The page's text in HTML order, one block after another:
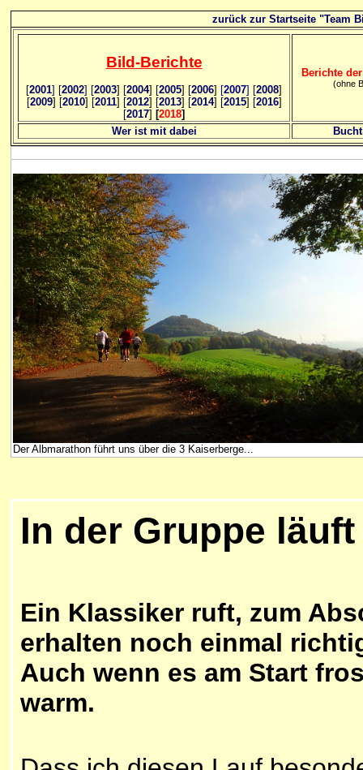
zurück zur Startseite "Team
Bild-Berichte
[2001] [2002] [2003] [2004] [2005] [2006] [2007] [2008]
[2009] [2010] [2011] [2012] [2013] [2014] [2015] [2016]
[2017] [2018]
Berichte
(ohne
Wer ist mit dabei
Der Albmarathon führt uns über die 3 Kaiserberge...
In der Gruppe
Ein Klassiker ruft, zum
erhalten noch einmal
Auch wenn es am Start
warm.